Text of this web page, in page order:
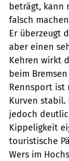
beträgt, kann
falsch
Er überzeugt
aber einen
Kehren wirkt
beim
Rennsport
Kurven stabil.
jedoch
Kippeligkeit
touristische
Wers im